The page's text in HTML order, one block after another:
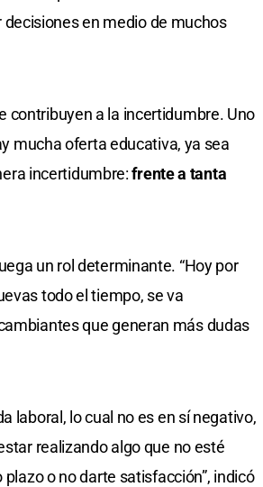
en medio de muchos
contribuyen a la incertidumbre. Uno
mucha oferta educativa, ya sea
incertidumbre:frente a tanta
un rol determinante. “Hoy por
todo el tiempo, se va
que generan más dudas
laboral, lo cual no es en sí negativo,
realizando algo que no esté
o no darte satisfacción”, indicó